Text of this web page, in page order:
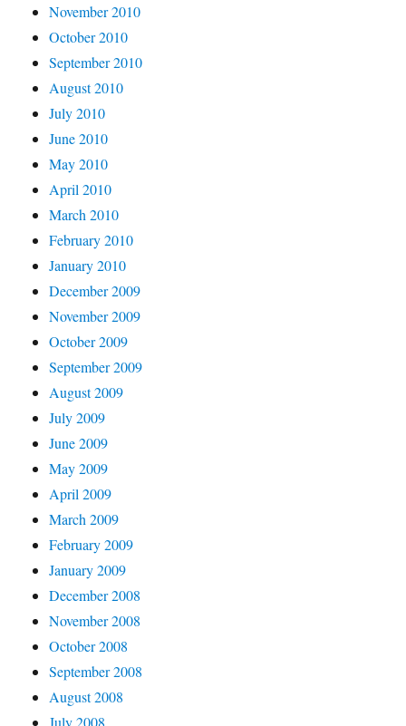
November 2010
October 2010
September 2010
August 2010
July 2010
June 2010
May 2010
April 2010
March 2010
February 2010
January 2010
December 2009
November 2009
October 2009
September 2009
August 2009
July 2009
June 2009
May 2009
April 2009
March 2009
February 2009
January 2009
December 2008
November 2008
October 2008
September 2008
August 2008
July 2008